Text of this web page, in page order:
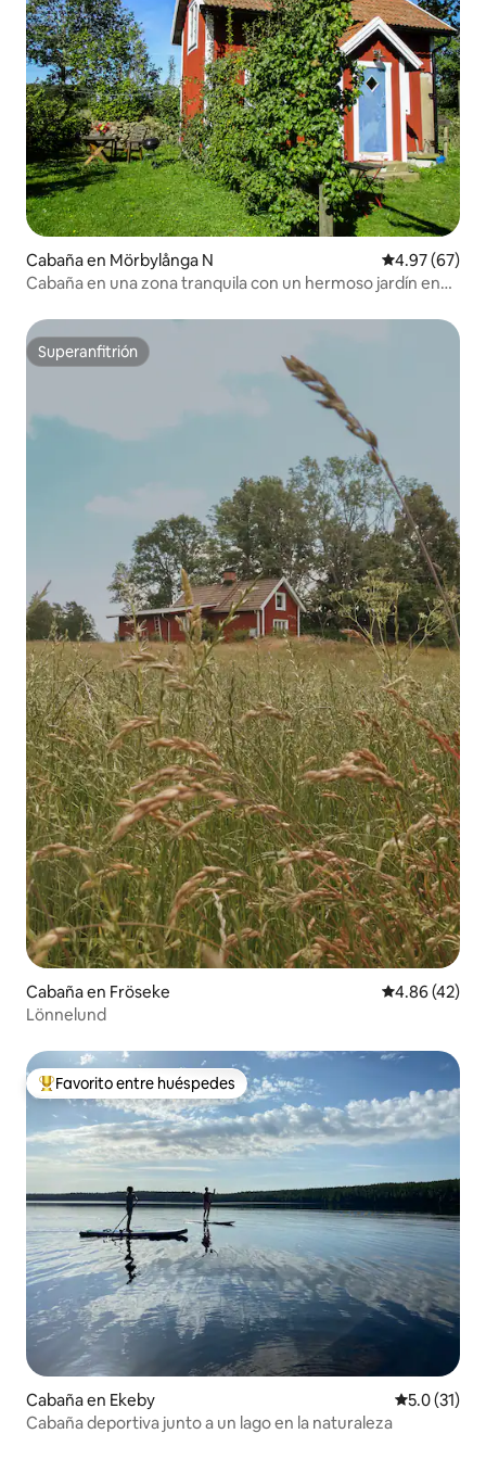
Cabaña en Mörbylånga N Calificación
4.97 (67)
Cabaña en una zona tranquila con un hermoso jardín en
Superanfitrión
Superanfitrión
Cabaña en Fröseke Calificación
4.86 (42)
Lönnelund
De los mejores en Favorito entre huéspedes
Favorito entre huéspedes
Cabaña en Ekeby Calificación
5.0 (31)
Cabaña deportiva junto a un lago en la naturaleza